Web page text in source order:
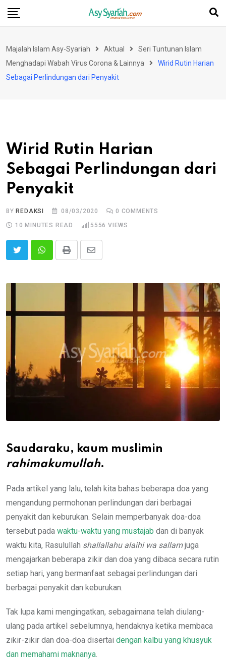
Skip
Majalah Islam Asy-Syariah Aktual
Seri Tuntunan Islam
Menghadapi Wabah Virus Corona & Lainnya
Wirid Rutin Harian
Sebagai Perlindungan dari Penyakit
Wirid Rutin Harian
Sebagai Perlindungan dari
Penyakit
BYREDAKSI 08/03/2020 0 COMMENTS
10 MINUTES READ
5556 VIEWS
Print
Share
Email
Saudaraku, kaum muslimin
rahimakumullah.
Pada artikel yang lalu, telah kita bahas beberapa doa yang
mengandung permohonan perlindungan dari berbagai
penyakit dan keburukan. Selain memperbanyak doa-doa
tersebut pada waktu-waktu yang mustajab dan di banyak
waktu kita, Rasulullah shallallahu alaihi wa sallamjuga
mengajarkan beberapa zikir dan doa yang dibaca secara rutin
setiap hari, yang bermanfaat sebagai perlindungan dari
berbagai penyakit dan keburukan.
Tak lupa kami mengingatkan, sebagaimana telah diulang-
ulang pada artikel sebelumnya, hendaknya ketika membaca
zikir-zikir dan doa-doa disertai dengan kalbu yang khusyuk
dan memahami maknanya.